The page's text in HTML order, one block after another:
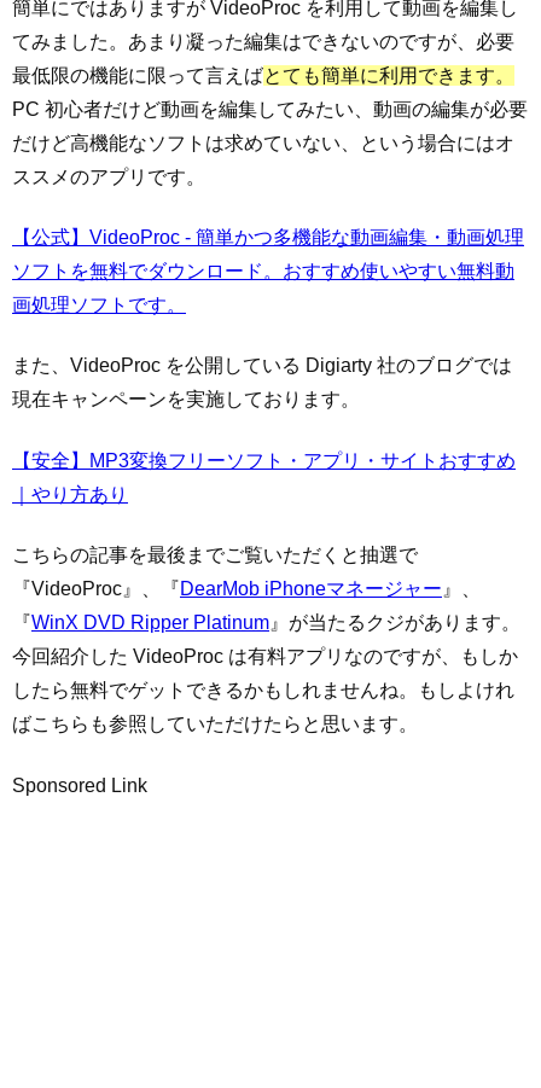
簡単にではありますが VideoProc を利用して動画を編集し
てみました。あまり凝った編集はできないのですが、必要
最低限の機能に限って言えばとても簡単に利用できます。
PC 初心者だけど動画を編集してみたい、動画の編集が必要
だけど高機能なソフトは求めていない、という場合にはオ
ススメのアプリです。
【公式】VideoProc - 簡単かつ多機能な動画編集・動画処理
ソフトを無料でダウンロード。おすすめ使いやすい無料動
画処理ソフトです。
また、VideoProc を公開している Digiarty 社のブログでは
現在キャンペーンを実施しております。
【安全】MP3変換フリーソフト・アプリ・サイトおすすめ
｜やり方あり
こちらの記事を最後までご覧いただくと抽選で
『VideoProc』、『DearMob iPhoneマネージャー 』、
『WinX DVD Ripper Platinum 』が当たるクジがあります。
今回紹介した VideoProc は有料アプリなのですが、もしか
したら無料でゲットできるかもしれませんね。もしよけれ
ばこちらも参照していただけたらと思います。
Sponsored Link